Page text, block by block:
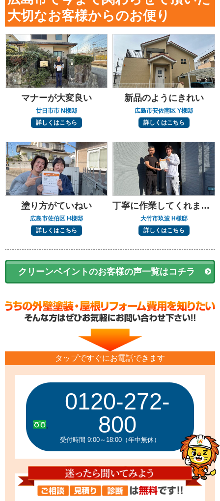
大切なお客様からのお便り
マナーが大変良い
廿日市市 N様邸
詳しくはこちら
新品のようにきれい
広島市安佐南区 Y様邸
詳しくはこちら
塗り方がていねい
広島市佐伯区 H様邸
詳しくはこちら
丁寧に作業してくれました
大竹市玖波 H様邸
詳しくはこちら
クリーンペイントのお客様の声一覧はコチラ
タップですぐにお電話できます
0120-272-
800
受付時間 9:00～18:00（年中無休）